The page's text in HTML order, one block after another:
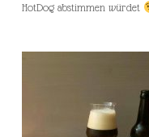
HotDog abstimmen würdet